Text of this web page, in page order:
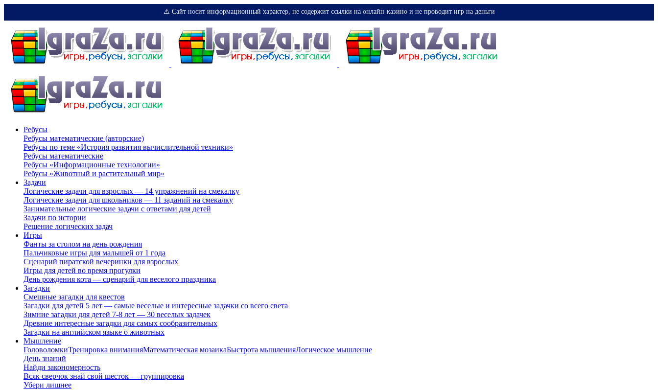
⚠️ Сайт носит информационный характер, не содержит ссылки на онлайн-казино и не проводит игр на деньги
Ребусы
Ребусы математические (авторские)
Ребусы по теме «История развития вычислительной техники»
Ребусы математические
Ребусы «Информационные технологии»
Ребусы «Животный и растительный мир»
Задачи
Логические задачи для взрослых — 14 упражнений на смекалку
Логические задачи для школьников — 11 заданий на смекалку
Занимательные логические задачи с ответами для детей
Задачи по истории
Решение логических задач
Игры
Фанты за столом на день рождения
Пальчиковые игры для малышей от 1 года
Сценарий пиратской вечеринки для взрослых
Игры для детей во время прогулки
День рождения кота — сценарий для веселого праздника
Загадки
Смешные загадки для квестов
Загадки для детей 5 лет — самые веселые и интересные задачки со всего света
Зимние загадки для детей 7-8 лет — 30 веселых задачек
Древние интересные загадки для самых сообразительных
Загадки на английском языке о животных
Мышление
ГоловоломкиТренировка вниманияМатематическая мозаикаБыстрота мышленияЛогическое мышление
День знаний
Найди закономерность
Всяк сверчок знай свой шесток — группировка
Убери лишнее